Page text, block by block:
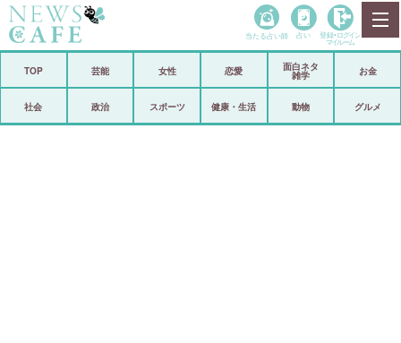
政治
当たる占い師 占い 登録• ログイン
マイルーム
TOP 芸能 女性 恋愛
面白ネタ
雑学
お金
社会 政治 スポーツ 健康・生活 動物 グルメ